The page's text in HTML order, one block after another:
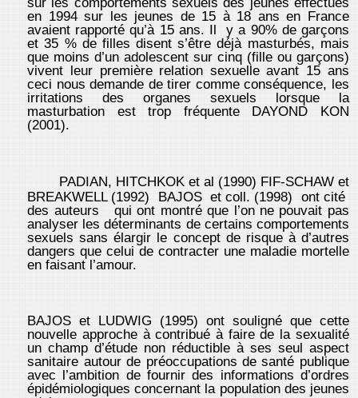
en 1994 sur les jeunes de 15 à 18 ans en France
avaient rapporté qu’à 15 ans. Il y a 90% de garçons
et 35 % de filles disent s’être déjà masturbés, mais
que moins d’un adolescent sur cinq (fille ou garçons)
vivent leur première relation sexuelle avant 15 ans
ceci nous demande de tirer comme conséquence, les
irritations des organes sexuels lorsque la
masturbation est trop fréquente DAYOND KON
(2001).
PADIAN, HITCHKOK et al (1990) FIF-SCHAW et
BREAKWELL (1992) BAJOS et coll. (1998) ont cité
des auteurs qui ont montré que l’on ne pouvait pas
analyser les déterminants de certains comportements
sexuels sans élargir le concept de risque à d’autres
dangers que celui de contracter une maladie mortelle
en faisant l’amour.
BAJOS et LUDWIG (1995) ont souligné que cette
nouvelle approche à contribué à faire de la sexualité
un champ d’étude non réductible à ses seul aspect
sanitaire autour de préoccupations de santé publique
avec l’ambition de fournir des informations d’ordres
épidémiologiques concernant la population des jeunes